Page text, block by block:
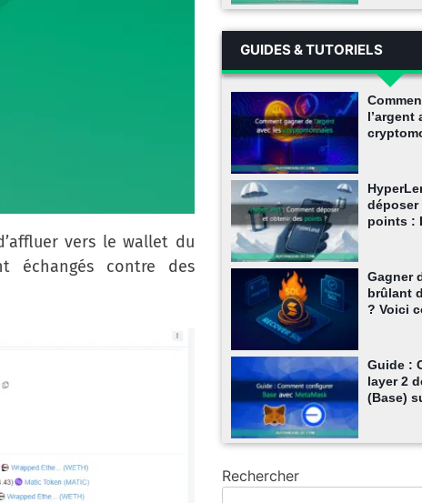
vers le wallet du
échangés contre des
GUIDES & TUTORIELS
l’argent
déposer
points :
Gagner
brûlant
? Voici
Guide :
layer 2
(Base)
Rechercher